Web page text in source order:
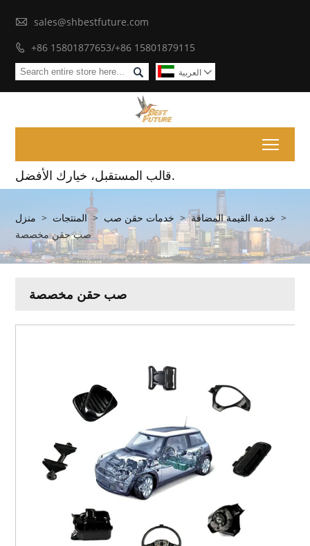
 sales@shbestfuture.com
 +86 15801877653/+86 15801879115
 العربية 
قالب المستقبل، خيارك الأفضل.
منزل > المنتجات > خدمات حقن صب > خدمة القيمة المضافة >
صب حقن مخصصة
صب حقن مخصصة